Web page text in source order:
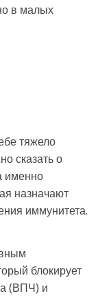
в малых
тяжело
сказать о
именно
назначают
иммунитета.
блокирует
(ВПЧ) и